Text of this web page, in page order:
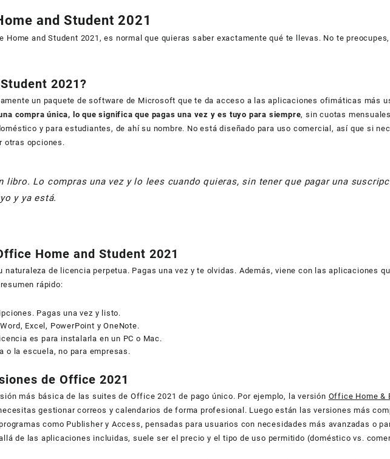
and Student 2021
and Student 2021, es normal que quieras saber exactamente qué te llevas. No te
2021?
un paquete de software de Microsoft que te da acceso a las aplicaciones ofimáticas más
compra única, lo que significa que pagas una vez y es tuyo para siempre, sin cuotas
y para estudiantes, de ahí su nombre. No está diseñado para uso comercial, así que si
otras opciones.
libro. Lo compras una vez y lo lees cuando quieras, sin tener que pagar una
y ya está.
Home and Student 2021
de licencia perpetua. Pagas una vez y te olvidas. Además, viene con las aplicaciones
rápido:
Pagas una vez y listo.
Excel, PowerPoint y OneNote.
es para instalarla en un PC o Mac.
o la escuela, no para empresas.
de Office 2021
más básica de las suites de Office 2021 de pago único. Por ejemplo, la versión Office Home &
gestionar correos y calendarios de forma profesional. Luego están las versiones más
como Publisher y Access, pensadas para usuarios con necesidades más avanzadas o
de las aplicaciones incluidas, suele ser el precio y el tipo de uso permitido (doméstico vs.